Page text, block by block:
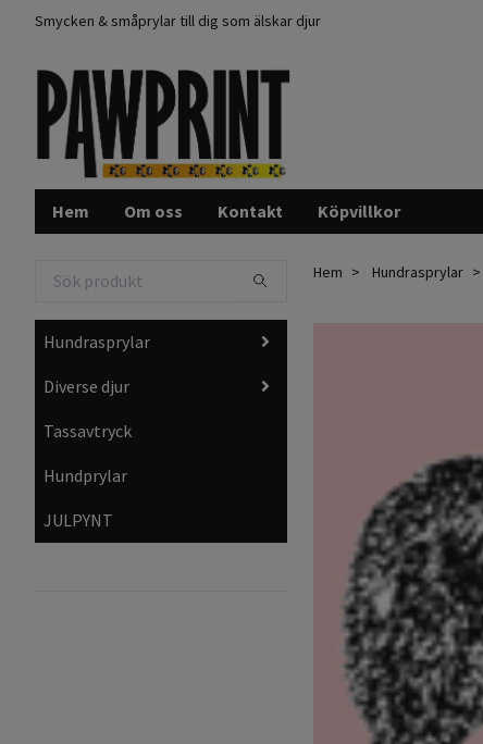
Smycken & småprylar till dig som älskar djur
Hem Om oss Kontakt Köpvillkor
Hundrasprylar
Diverse djur
Tassavtryck
Hundprylar
JULPYNT
Hem Hundrasprylar